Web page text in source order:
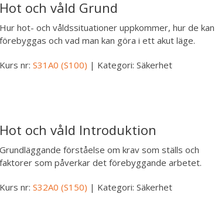
Hot och våld Grund
Hur hot- och våldssituationer uppkommer, hur de kan
förebyggas och vad man kan göra i ett akut läge.
Kurs nr: S31A0 (S100) | Kategori: Säkerhet
Hot och våld Introduktion
Grundläggande förståelse om krav som ställs och
faktorer som påverkar det förebyggande arbetet.
Kurs nr: S32A0 (S150) | Kategori: Säkerhet